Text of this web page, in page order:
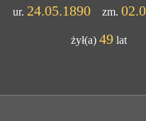
ur. 24.05.1890 zm.
żył(a)49 lat